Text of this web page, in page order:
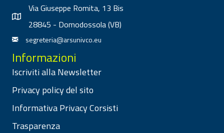
Via Giuseppe Romita, 13 Bis
28845 - Domodossola (VB)
segreteria@arsunivco.eu
Informazioni
Iscriviti alla Newsletter
Privacy policy del sito
Informativa Privacy Corsisti
Trasparenza